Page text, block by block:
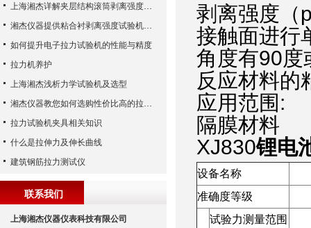
剥离强度（
接触面进行
角度有90度
反应材料的
应用范围 :
隔膜材料
XJ830锂电
设备名称
准确度等级
试验力测量范围
上海湘杰详解夹层结构滚筒剥离强度试验机
湘杰仪器提供粘合衬剥离强度试验机、皮革撕裂力试验机、无纺布拉力试验机
如何提升电子拉力试验机的性能与精度
拉力机养护
上海湘杰浅析力学试验机及选型
湘杰仪器教您如何选购性价比高的拉力机
拉力试验机夹具相关知识
什么是拉伸力及伸长曲线
建筑钢筋拉力测试仪
联系我们
上海湘杰仪器仪表科技有限公司